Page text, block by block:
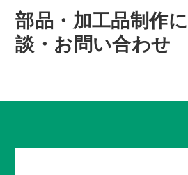
事業紹介
部品・加工品制作
談・お問い合わせ